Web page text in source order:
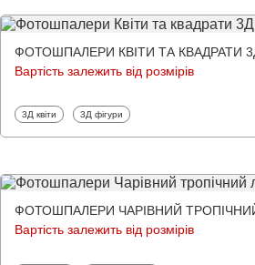
ФОТОШПАЛЕРИ КВІТИ ТА КВАДРАТИ
Вартість залежить від розмірів
Фотошпалери
3Д квіти Фотошпалери
3Д фігури
ФОТОШПАЛЕРИ ЧАРІВНИЙ ТРОПІЧНИЙ
Вартість залежить від розмірів